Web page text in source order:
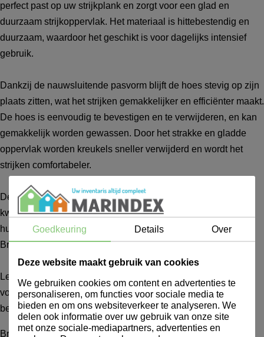
perfect past op uw strijkplank en zorgt voor een glad en
duurzaam strijkoppervlak. Het materiaal is hittebestendig en
duurzaam, waardoor het geschikt is voor dagelijks intensief
gebruik.
Dankzij de nauwsluitende pasvorm blijft de hoes stevig op zijn
plaats zitten, wat het strijken gemakkelijker en efficiënter maakt.
De hoes is eenvoudig te bevestigen en te verwijderen, en kan
gemakkelijk worden gewassen. Door het strakke en gladde
oppervlak worden kreukels sneller verwijderd en wordt het
strijken comfortabeler.
De Brabantia Strijkplankhoes combineert gebruiksgemak,
kwaliteit en duurzaamheid, waardoor hij ideaal is voor
huishoudelijk gebruik en compatibel is met de meeste
Brabantia strijkplanken.
Let op: De producten van Brabantia zijn geen
voorraadartikelen. De levertijd van Brabantia-producten
bedraagt gemiddeld circa één week.
Brabantia Strijkplankhoes 134x45cm
Goedkeuring Details Over
Deze website maakt gebruik van cookies
We gebruiken cookies om content en advertenties te
personaliseren, om functies voor sociale media te
bieden en om ons websiteverkeer te analyseren. We
delen ook informatie over uw gebruik van onze site
met onze sociale-mediapartners, advertenties en